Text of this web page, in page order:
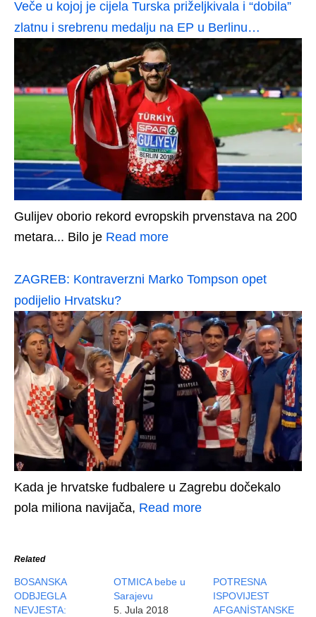
Veče u kojoj je cijela Turska priželjkivala i “dobila”
zlatnu i srebrenu medalju na EP u Berlinu…
Gulijev oborio rekord evropskih prvenstava na 200
metara... Bilo je Read more
ZAGREB: Kontraverzni Marko Tompson opet
podijelio Hrvatsku?
Kada je hrvatske fudbalere u Zagrebu dočekalo
pola miliona navijača, Read more
Related
BOSANSKA
ODBJEGLA
NEVJESTA:
OTMICA bebe u
Sarajevu
5. Jula 2018
POTRESNA
ISPOVIJEST
AFGANİSTANSKE